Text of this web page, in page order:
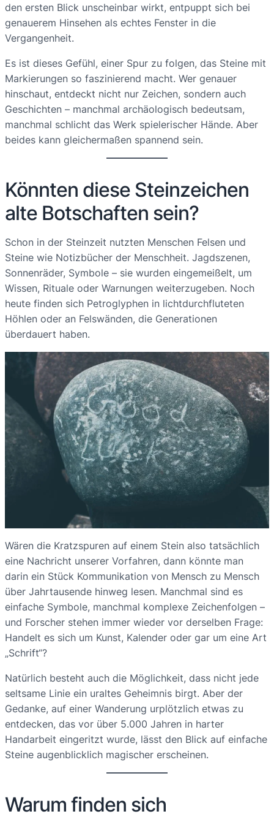
den ersten Blick unscheinbar wirkt, entpuppt sich bei
genauerem Hinsehen als echtes Fenster in die
Vergangenheit.
Es ist dieses Gefühl, einer Spur zu folgen, das Steine mit
Markierungen so faszinierend macht. Wer genauer
hinschaut, entdeckt nicht nur Zeichen, sondern auch
Geschichten – manchmal archäologisch bedeutsam,
manchmal schlicht das Werk spielerischer Hände. Aber
beides kann gleichermaßen spannend sein.
Könnten diese Steinzeichen
alte Botschaften sein?
Schon in der Steinzeit nutzten Menschen Felsen und
Steine wie Notizbücher der Menschheit. Jagdszenen,
Sonnenräder, Symbole – sie wurden eingemeißelt, um
Wissen, Rituale oder Warnungen weiterzugeben. Noch
heute finden sich Petroglyphen in lichtdurchfluteten
Höhlen oder an Felswänden, die Generationen
überdauert haben.
Wären die Kratzspuren auf einem Stein also tatsächlich
eine Nachricht unserer Vorfahren, dann könnte man
darin ein Stück Kommunikation von Mensch zu Mensch
über Jahrtausende hinweg lesen. Manchmal sind es
einfache Symbole, manchmal komplexe Zeichenfolgen –
und Forscher stehen immer wieder vor derselben Frage:
Handelt es sich um Kunst, Kalender oder gar um eine Art
„Schrift“?
Natürlich besteht auch die Möglichkeit, dass nicht jede
seltsame Linie ein uraltes Geheimnis birgt. Aber der
Gedanke, auf einer Wanderung urplötzlich etwas zu
entdecken, das vor über 5.000 Jahren in harter
Handarbeit eingeritzt wurde, lässt den Blick auf einfache
Steine augenblicklich magischer erscheinen.
Warum finden sich